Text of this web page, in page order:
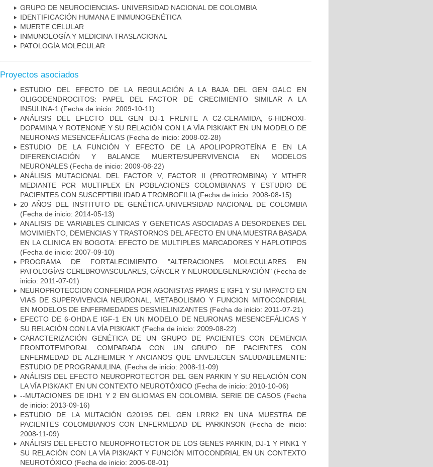
GRUPO DE NEUROCIENCIAS- UNIVERSIDAD NACIONAL DE COLOMBIA
IDENTIFICACIÓN HUMANA E INMUNOGENÉTICA
MUERTE CELULAR
INMUNOLOGÍA Y MEDICINA TRASLACIONAL
PATOLOGÍA MOLECULAR
Proyectos asociados
ESTUDIO DEL EFECTO DE LA REGULACIÓN A LA BAJA DEL GEN GALC EN
OLIGODENDROCITOS: PAPEL DEL FACTOR DE CRECIMIENTO SIMILAR A LA
INSULINA-1 (Fecha de inicio: 2009-10-11)
ANÁLISIS DEL EFECTO DEL GEN DJ-1 FRENTE A C2-CERAMIDA, 6-HIDROXI-
DOPAMINA Y ROTENONE Y SU RELACIÓN CON LA VÍA PI3K/AKT EN UN MODELO DE
NEURONAS MESENCEFÁLICAS (Fecha de inicio: 2008-02-28)
ESTUDIO DE LA FUNCIÓN Y EFECTO DE LA APOLIPOPROTEÍNA E EN LA
DIFERENCIACIÓN Y BALANCE MUERTE/SUPERVIVENCIA EN MODELOS
NEURONALES (Fecha de inicio: 2009-08-22)
ANÁLISIS MUTACIONAL DEL FACTOR V, FACTOR II (PROTROMBINA) Y MTHFR
MEDIANTE PCR MULTIPLEX EN POBLACIONES COLOMBIANAS Y ESTUDIO DE
PACIENTES CON SUSCEPTIBILIDAD A TROMBOFILIA(Fecha de inicio: 2008-08-15)
20 AÑOS DEL INSTITUTO DE GENÉTICA-UNIVERSIDAD NACIONAL DE COLOMBIA
(Fecha de inicio: 2014-05-13)
ANALISIS DE VARIABLES CLINICAS Y GENETICAS ASOCIADAS A DESORDENES DEL
MOVIMIENTO, DEMENCIAS Y TRASTORNOS DEL AFECTO EN UNA MUESTRA BASADA
EN LA CLINICA EN BOGOTA: EFECTO DE MULTIPLES MARCADORES Y HAPLOTIPOS
(Fecha de inicio: 2007-09-10)
PROGRAMA DE FORTALECIMIENTO "ALTERACIONES MOLECULARES EN
PATOLOGÍAS CEREBROVASCULARES, CÁNCER Y NEURODEGENERACIÓN" (Fecha de
inicio: 2011-07-01)
NEUROPROTECCION CONFERIDA POR AGONISTAS PPARS E IGF1 Y SU IMPACTO EN
VIAS DE SUPERVIVENCIA NEURONAL, METABOLISMO Y FUNCION MITOCONDRIAL
EN MODELOS DE ENFERMEDADES DESMIELINIZANTES (Fecha de inicio: 2011-07-21)
EFECTO DE 6-OHDA E IGF-1 EN UN MODELO DE NEURONAS MESENCEFÁLICAS Y
SU RELACIÓN CON LA VÍA PI3K/AKT (Fecha de inicio: 2009-08-22)
CARACTERIZACIÓN GENÉTICA DE UN GRUPO DE PACIENTES CON DEMENCIA
FRONTOTEMPORAL COMPARADA CON UN GRUPO DE PACIENTES CON
ENFERMEDAD DE ALZHEIMER Y ANCIANOS QUE ENVEJECEN SALUDABLEMENTE:
ESTUDIO DE PROGRANULINA. (Fecha de inicio: 2008-11-09)
ANÁLISIS DEL EFECTO NEUROPROTECTOR DEL GEN PARKIN Y SU RELACIÓN CON
LA VÍA PI3K/AKT EN UN CONTEXTO NEUROTÓXICO (Fecha de inicio: 2010-10-06)
--MUTACIONES DE IDH1 Y 2 EN GLIOMAS EN COLOMBIA. SERIE DE CASOS (Fecha
de inicio: 2013-09-16)
ESTUDIO DE LA MUTACIÓN G2019S DEL GEN LRRK2 EN UNA MUESTRA DE
PACIENTES COLOMBIANOS CON ENFERMEDAD DE PARKINSON (Fecha de inicio:
2008-11-09)
ANÁLISIS DEL EFECTO NEUROPROTECTOR DE LOS GENES PARKIN, DJ-1 Y PINK1 Y
SU RELACIÓN CON LA VÍA PI3K/AKT Y FUNCIÓN MITOCONDRIAL EN UN CONTEXTO
NEUROTÓXICO (Fecha de inicio: 2006-08-01)